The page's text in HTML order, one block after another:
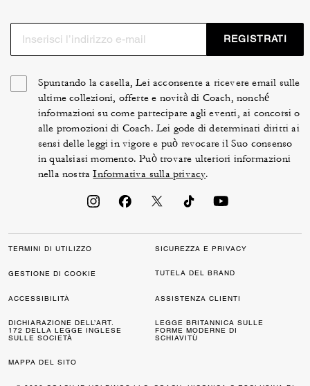
REGISTRATI
Spuntando la casella, Lei acconsente a ricevere email sulle
ultime collezioni, offerte e novità di Coach, nonché
informazioni su come partecipare agli eventi, ai concorsi o
alle promozioni di Coach. Lei gode di determinati diritti ai
sensi delle leggi in vigore e può revocare il Suo consenso
in qualsiasi momento. Può trovare ulteriori informazioni
nella nostraInformativa sulla privacy.
TERMINI DI UTILIZZO SICUREZZA E PRIVACY
GESTIONE DI COOKIE TUTELA DEL BRAND
ACCESSIBILITÀ ASSISTENZA CLIENTI
DICHIARAZIONE DELL’ART.
172 DELLA LEGGE INGLESE
SULLE SOCIETÀ
LEGGE BRITANNICA SULLE
FORME MODERNE DI
SCHIAVITÙ
MAPPA DEL SITO